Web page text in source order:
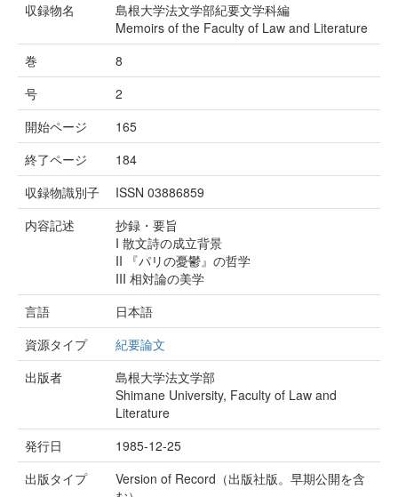
収録物名
島根大学法文学部紀要文学科編
Memoirs of the Faculty of Law and Literature
巻
8
号
2
開始ページ
165
終了ページ
184
収録物識別子
ISSN 03886859
内容記述
抄録・要旨
I 散文詩の成立背景
II 『パリの憂鬱』の哲学
III 相対論の美学
言語
日本語
資源タイプ
紀要論文
出版者
島根大学法文学部
Shimane University, Faculty of Law and
Literature
発行日
1985-12-25
出版タイプ
Version of Record（出版社版。早期公開を含